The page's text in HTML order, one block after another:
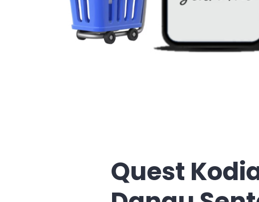
Quest